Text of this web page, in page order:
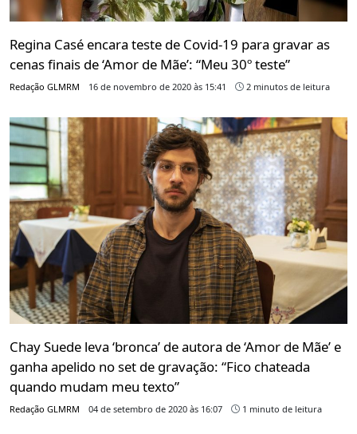
Regina Casé encara teste de Covid-19 para gravar as
cenas finais de ‘Amor de Mãe’: “Meu 30º teste”
Redação GLMRM 16 de novembro de 2020 às 15:41 2 minutos de leitura
Chay Suede leva ‘bronca’ de autora de ‘Amor de Mãe’ e
ganha apelido no set de gravação: “Fico chateada
quando mudam meu texto”
Redação GLMRM 04 de setembro de 2020 às 16:07 1 minuto de leitura